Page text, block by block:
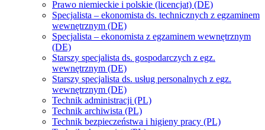
Prawo niemieckie i polskie (licencjat) (DE)
Specjalista – ekonomista ds. technicznych z egzaminem
wewnętrznym (DE)
Specjalista – ekonomista z egzaminem wewnętrznym
(DE)
Starszy specjalista ds. gospodarczych z egz.
wewnętrznym (DE)
Starszy specjalista ds. usług personalnych z egz.
wewnętrznym (DE)
Technik administracji (PL)
Technik archiwista (PL)
Technik bezpieczeństwa i higieny pracy (PL)